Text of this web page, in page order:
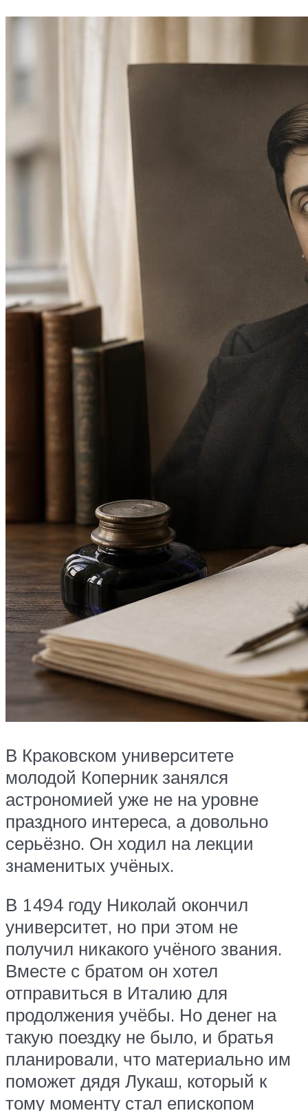
В Краковском университете
молодой Коперник занялся
астрономией уже не на уровне
праздного интереса, а довольно
серьёзно. Он ходил на лекции
знаменитых учёных.
В 1494 году Николай окончил
университет, но при этом не
получил никакого учёного звания.
Вместе с братом он хотел
отправиться в Италию для
продолжения учёбы. Но денег на
такую поездку не было, и братья
планировали, что материально им
поможет дядя Лукаш, который к
тому моменту стал епископом